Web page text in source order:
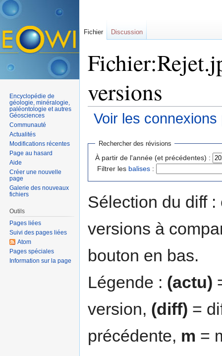
versions
Voir les
Rechercher des révisions
À partir de l'année (et précédentes) :
Filtrer les balises :
Sélection du diff
versions à
bouton en bas.
Légende : (actu)
version, (diff) =
précédente, m =
Fichier Discussion
Encyclopédie de
géologie, minéralogie,
paléontologie et autres
Géosciences
Communauté
Actualités
Modifications récentes
Page au hasard
Aide
Créer une nouvelle
page
Galerie des nouveaux
fichiers
Outils
Pages liées
Suivi des pages liées
Atom
Pages spéciales
Information sur la page